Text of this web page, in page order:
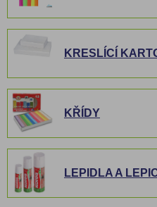
KRESLÍCÍ
KŘÍDY
LEPIDLA A